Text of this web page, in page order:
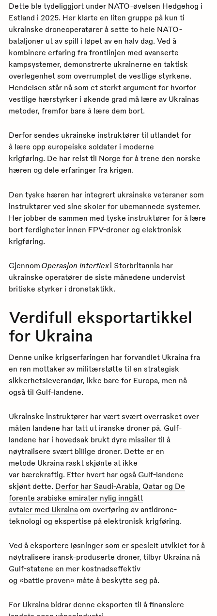
Dette ble tydeliggjort under NATO-øvelsen Hedgehog i
Estland i 2025. Her klarte en liten gruppe på kun ti
ukrainske droneoperatører å sette to hele NATO-
bataljoner ut av spill i løpet av en halv dag. Ved å
kombinere erfaring fra frontlinjen med avanserte
kampsystemer, demonstrerte ukrainerne en taktisk
overlegenhet som overrumplet de vestlige styrkene.
Hendelsen står nå som et sterkt argument for hvorfor
vestlige hærstyrker i økende grad må lære av Ukrainas
metoder, fremfor bare å lære dem bort.
Derfor sendes ukrainske instruktører til utlandet for
å lære opp europeiske soldater i moderne
krigføring. De har reist til Norge for å trene den norske
hæren og dele erfaringer fra krigen.
Den tyske hæren har integrert ukrainske veteraner som
instruktører ved sine skoler for ubemannede systemer.
Her jobber de sammen med tyske instruktører for å lære
bort ferdigheter innen FPV-droner og elektronisk
krigføring.
Gjennom Operasjon Interflexi Storbritannia har
ukrainske operatører de siste månedene undervist
britiske styrker i dronetaktikk.
Verdifull eksportartikkel
for Ukraina
Denne unike krigserfaringen har forvandlet Ukraina fra
en ren mottaker av militærstøtte til en strategisk
sikkerhetsleverandør, ikke bare for Europa, men nå
også til Gulf-landene.
Ukrainske instruktører har vært svært overrasket over
måten landene har tatt ut iranske droner på. Gulf-
landene har i hovedsak brukt dyre missiler til å
nøytralisere svært billige droner. Dette er en
metode Ukraina raskt skjønte at ikke
var bærekraftig. Etter hvert har også Gulf-landene
skjønt dette. Derfor har Saudi-Arabia, Qatar og De
forente arabiske emirater nylig inngått
avtaler med Ukrainaom overføring av antidrone-
teknologi og ekspertise på elektronisk krigføring.
Ved å eksportere løsninger som er spesielt utviklet for å
nøytralisere iransk-produserte droner, tilbyr Ukraina nå
Gulf-statene en mer kostnadseffektiv
og «battle proven» måte å beskytte seg på.
For Ukraina bidrar denne eksporten til å finansiere